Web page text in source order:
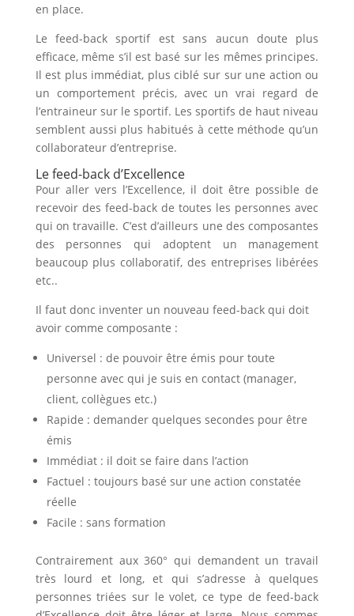
en place.
Le feed-back sportif est sans aucun doute plus
efficace, même s’il est basé sur les mêmes principes.
Il est plus immédiat, plus ciblé sur sur une action ou
un comportement précis, avec un vrai regard de
l’entraineur sur le sportif. Les sportifs de haut niveau
semblent aussi plus habitués à cette méthode qu’un
collaborateur d’entreprise.
Le feed-back d’Excellence
Pour aller vers l’Excellence, il doit être possible de
recevoir des feed-back de toutes les personnes avec
qui on travaille. C’est d’ailleurs une des composantes
des personnes qui adoptent un management
beaucoup plus collaboratif, des entreprises libérées
etc..
Il faut donc inventer un nouveau feed-back qui doit
avoir comme composante :
Universel : de pouvoir être émis pour toute
personne avec qui je suis en contact (manager,
client, collègues etc.)
Rapide : demander quelques secondes pour être
émis
Immédiat : il doit se faire dans l’action
Factuel : toujours basé sur une action constatée
réelle
Facile : sans formation
Contrairement aux 360° qui demandent un travail
très lourd et long, et qui s’adresse à quelques
personnes triées sur le volet, ce type de feed-back